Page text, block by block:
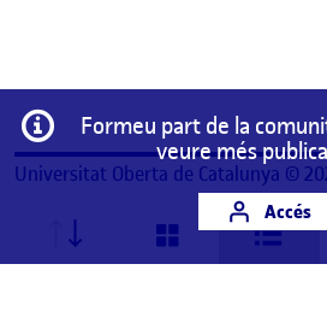
Informació
Formeu part de la
veure més
Accés
Universitat Oberta de Catalunya ©